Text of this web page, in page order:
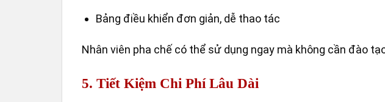
Bảng điều khiển đơn giản, dễ thao tác
Nhân viên pha chế có thể sử dụng ngay mà không cần đào
5. Tiết Kiệm Chi Phí Lâu Dài